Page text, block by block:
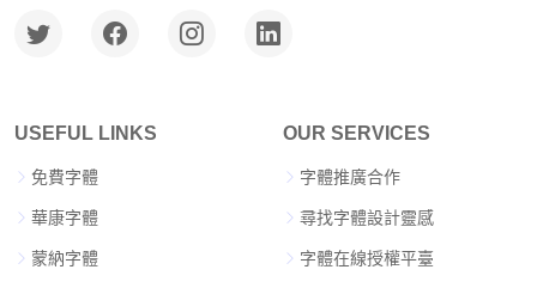
USEFUL LINKS
免費字體
華康字體
蒙納字體
OUR SERVICES
字體推廣合作
尋找字體設計靈感
字體在線授權平臺